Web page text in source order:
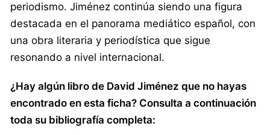
periodismo. Jiménez continúa siendo una figura
destacada en el panorama mediático español, con
una obra literaria y periodística que sigue
resonando a nivel internacional.
¿Hay algún libro de David Jiménez que no hayas
encontrado en esta ficha? Consulta a continuación
toda su bibliografía completa: